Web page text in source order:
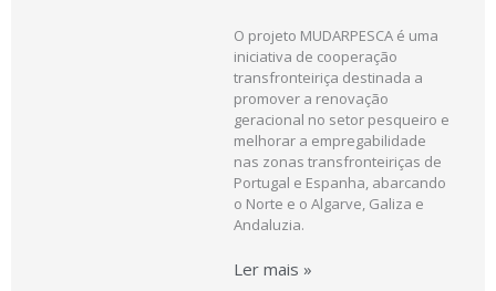
O projeto MUDARPESCA é uma
iniciativa de cooperação
transfronteiriça destinada a
promover a renovação
geracional no setor pesqueiro e
melhorar a empregabilidade
nas zonas transfronteiriças de
Portugal e Espanha, abarcando
o Norte e o Algarve, Galiza e
Andaluzia.
Ler mais »